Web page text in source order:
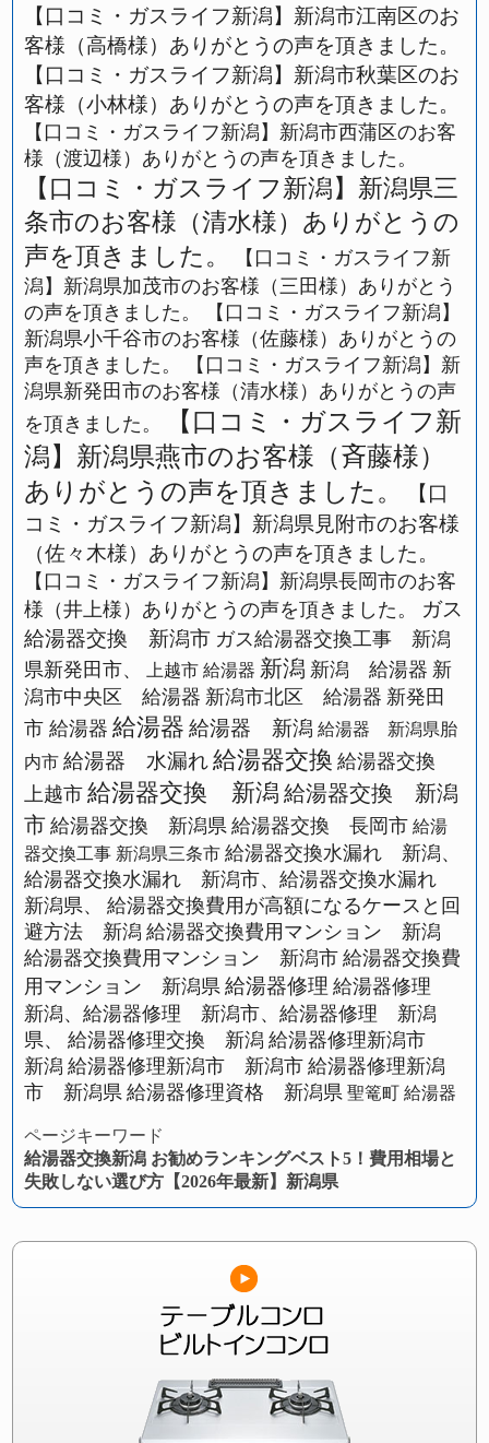
【口コミ・ガスライフ新潟】新潟市江南区のお
客様（高橋様）ありがとうの声を頂きました。
【口コミ・ガスライフ新潟】新潟市秋葉区のお
客様（小林様）ありがとうの声を頂きました。
【口コミ・ガスライフ新潟】新潟市西蒲区のお客
様（渡辺様）ありがとうの声を頂きました。
【口コミ・ガスライフ新潟】新潟県三
条市のお客様（清水様）ありがとうの
声を頂きました。
【口コミ・ガスライフ新
潟】新潟県加茂市のお客様（三田様）ありがとう
の声を頂きました。
【口コミ・ガスライフ新潟】
新潟県小千谷市のお客様（佐藤様）ありがとうの
声を頂きました。
【口コミ・ガスライフ新潟】新
潟県新発田市のお客様（清水様）ありがとうの声
を頂きました。
【口コミ・ガスライフ新
潟】新潟県燕市のお客様（斉藤様）
ありがとうの声を頂きました。
【口
コミ・ガスライフ新潟】新潟県見附市のお客様
（佐々木様）ありがとうの声を頂きました。
【口コミ・ガスライフ新潟】新潟県長岡市のお客
様（井上様）ありがとうの声を頂きました。
ガス
給湯器交換 新潟市 ガス給湯器交換工事 新潟
県新発田市、
上越市 給湯器 新潟 新潟 給湯器 新
潟市中央区 給湯器 新潟市北区 給湯器 新発田
市 給湯器 給湯器 給湯器 新潟 給湯器 新潟県胎
内市 給湯器 水漏れ 給湯器交換 給湯器交換
上越市 給湯器交換 新潟 給湯器交換 新潟
市 給湯器交換 新潟県 給湯器交換 長岡市 給湯
器交換工事 新潟県三条市 給湯器交換水漏れ 新潟、
給湯器交換水漏れ 新潟市、給湯器交換水漏れ
新潟県、
給湯器交換費用が高額になるケースと回
避方法 新潟 給湯器交換費用マンション 新潟
給湯器交換費用マンション 新潟市 給湯器交換費
用マンション 新潟県 給湯器修理 給湯器修理
新潟、給湯器修理 新潟市、給湯器修理 新潟
県、
給湯器修理交換 新潟 給湯器修理新潟市
新潟 給湯器修理新潟市 新潟市 給湯器修理新潟
市 新潟県 給湯器修理資格 新潟県 聖篭町 給湯器
ページキーワード
給湯器交換新潟 お勧めランキングベスト5！費用相場と
失敗しない選び方【2026年最新】新潟県